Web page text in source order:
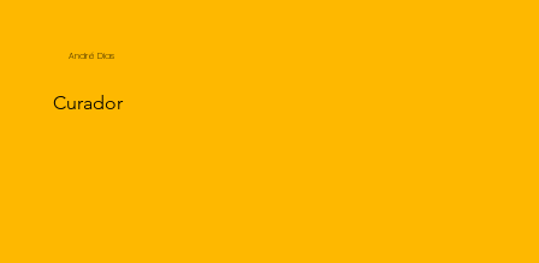
André Dias
Curador